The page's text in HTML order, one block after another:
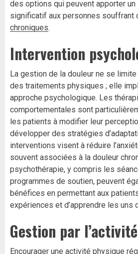
des options qui peuvent apporter
significatif aux personnes souffrant
chroniques.
Intervention
La gestion de la douleur ne se
des traitements physiques ; elle
approche psychologique. Les
comportementales sont
les patients à modifier leur
développer des stratégies
interventions visent à réduire
souvent associées à la douleur
psychothérapie, y compris les
programmes de soutien, peuvent
bénéfices en permettant aux
expériences et d’apprendre les uns
Gestion par
Encourager une activité physique